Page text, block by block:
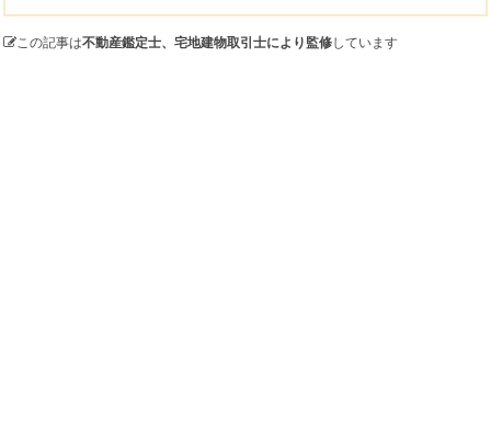
この記事は不動産鑑定士、宅地建物取引士により監修しています